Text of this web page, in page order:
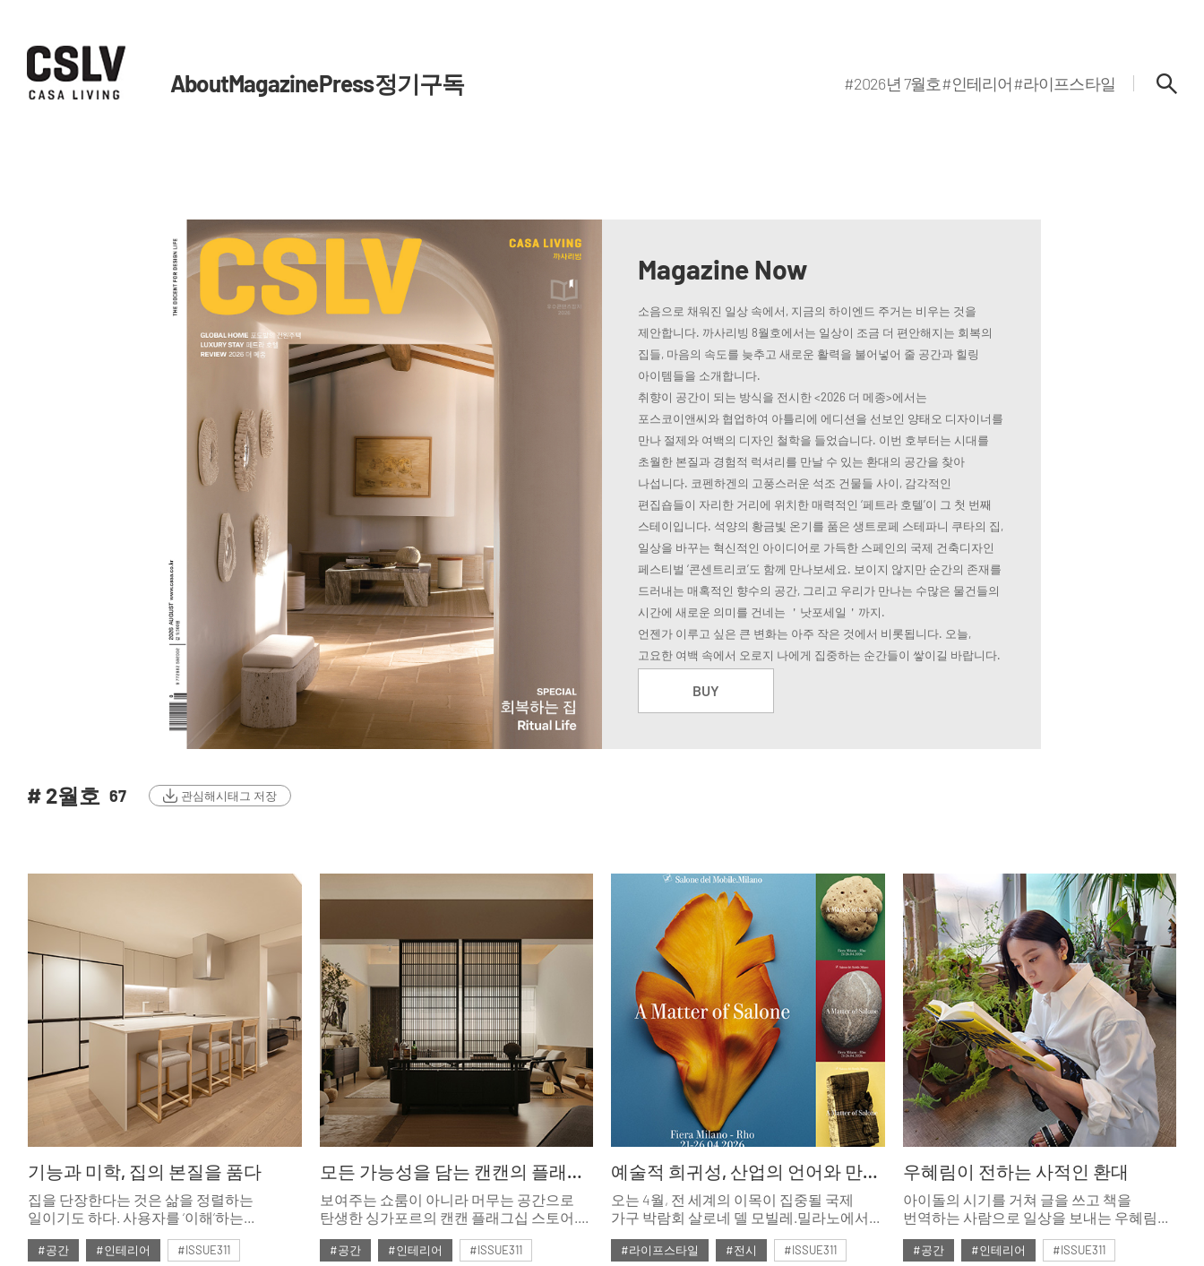
AboutMagazinePress정기구독 #2026년 7월호#인테리어#라이프스타일
Magazine Now
소음으로 채워진 일상 속에서, 지금의 하이엔드 주거는 비우는 것을
제안합니다. 까사리빙 8월호에서는 일상이 조금 더 편안해지는 회복의
집들, 마음의 속도를 늦추고 새로운 활력을 불어넣어 줄 공간과 힐링
아이템들을 소개합니다.
취향이 공간이 되는 방식을 전시한 <2026 더 메종>에서는
포스코이앤씨와 협업하여 아틀리에 에디션을 선보인 양태오 디자이너를
만나 절제와 여백의 디자인 철학을 들었습니다. 이번 호부터는 시대를
초월한 본질과 경험적 럭셔리를 만날 수 있는 환대의 공간을 찾아
나섭니다. 코펜하겐의 고풍스러운 석조 건물들 사이, 감각적인
편집숍들이 자리한 거리에 위치한 매력적인 ‘페트라 호텔’이 그 첫 번째
스테이입니다. 석양의 황금빛 온기를 품은 생트로페 스테파니 쿠타의 집,
일상을 바꾸는 혁신적인 아이디어로 가득한 스페인의 국제 건축디자인
페스티벌 ‘콘센트리코’도 함께 만나보세요. 보이지 않지만 순간의 존재를
드러내는 매혹적인 향수의 공간, 그리고 우리가 만나는 수많은 물건들의
시간에 새로운 의미를 건네는 ＇낫포세일＇까지.
언젠가 이루고 싶은 큰 변화는 아주 작은 것에서 비롯됩니다. 오늘,
고요한 여백 속에서 오로지 나에게 집중하는 순간들이 쌓이길 바랍니다.
BUY
# 2월호 67 관심해시태그 저장
기능과 미학, 집의 본질을 품다
집을 단장한다는 것은 삶을 정렬하는
일이기도 하다. 사용자를 ‘이해’하는
디테일부터 기능과 아름다움이 공존하는
공간, 취향을 반영한 분위기까지. 집이라는
#공간 #인테리어
#ISSUE311
모든 가능성을 담는 캔캔의 플래그십
보여주는 쇼룸이 아니라 머무는 공간으로
탄생한 싱가포르의 캔캔 플래그십 스토어.
가구를 진열하기보다 경험을 설계하며,
리빙의 다채로움과 가능성을 선보인다.
#공간 #인테리어
#ISSUE311
예술적 희귀성, 산업의 언어와 만나 어떤 시너지를 낼까? 제64회 살로네 델 모빌레 프리뷰
오는 4월, 전 세계의 이목이 집중될 국제
가구 박람회 살로네 델 모빌레.밀라노에서
＇컬렉터블 디자인＇ 전용 섹션을 최초
공개한다. 예술적 희귀성을 하이엔드 제조
#라이프스타일 #전시
#ISSUE311
우혜림이 전하는 사적인 환대
아이돌의 시기를 거쳐 글을 쓰고 책을
번역하는 사람으로 일상을 보내는 우혜림은
요즘 ＇언어＇에 대한 연구자처럼 보인다.
＇결국 언어가 더 넓은 세상을 열어주는
#공간 #인테리어
#ISSUE311